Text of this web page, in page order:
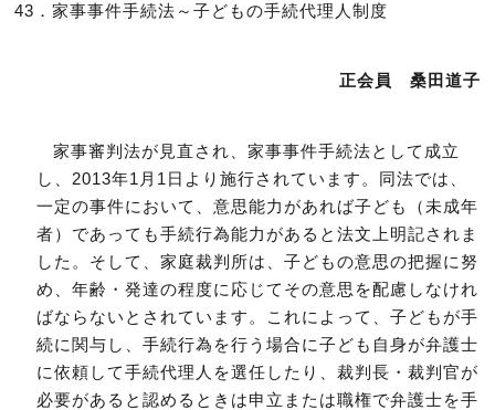
43．家事事件手続法～子どもの手続代理人制度
正会員 桑田道子
家事審判法が見直され、家事事件手続法として成立
し、2013年1月1日より施行されています。同法では、
一定の事件において、意思能力があれば子ども（未成年
者）であっても手続行為能力があると法文上明記されま
した。そして、家庭裁判所は、子どもの意思の把握に努
め、年齢・発達の程度に応じてその意思を配慮しなけれ
ばならないとされています。これによって、子どもが手
続に関与し、手続行為を行う場合に子ども自身が弁護士
に依頼して手続代理人を選任したり、裁判長・裁判官が
必要があると認めるときは申立または職権で弁護士を手